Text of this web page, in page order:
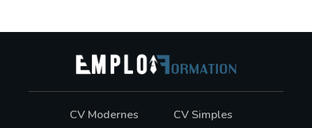
CV Modernes CV Simples